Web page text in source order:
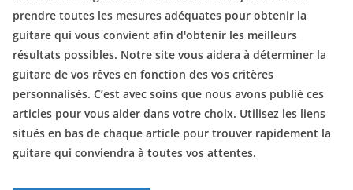
prendre toutes les mesures adéquates pour obtenir la
guitare qui vous convient afin d'obtenir les meilleurs
résultats possibles. Notre site vous aidera à déterminer la
guitare de vos rêves en fonction des vos critères
personnalisés. C’est avec soins que nous avons publié ces
articles pour vous aider dans votre choix. Utilisez les liens
situés en bas de chaque article pour trouver rapidement la
guitare qui conviendra à toutes vos attentes.